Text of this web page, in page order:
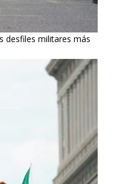
desfiles militares más